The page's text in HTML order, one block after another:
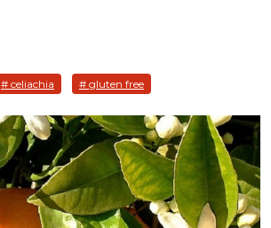
# celiachia # gluten free